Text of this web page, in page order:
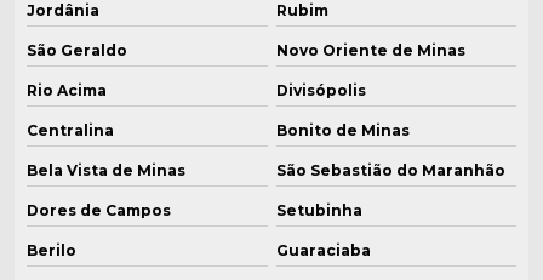
Jordânia Rubim
São Geraldo Novo Oriente de Minas
Rio Acima Divisópolis
Centralina Bonito de Minas
Bela Vista de Minas São Sebastião do Maranhão
Dores de Campos Setubinha
Berilo Guaraciaba